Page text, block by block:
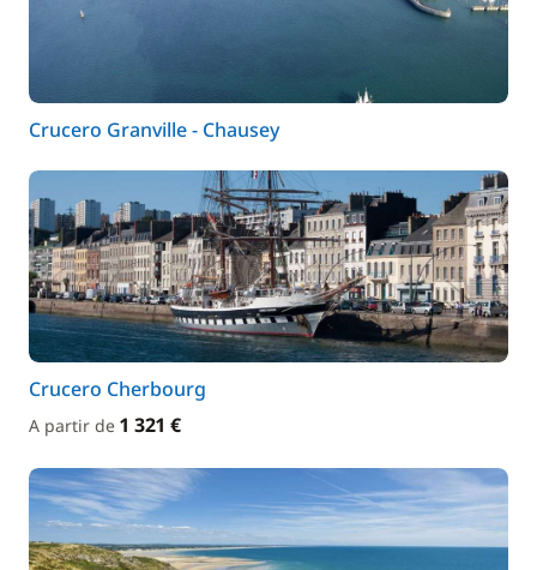
Crucero Granville - Chausey
Crucero Cherbourg
A partir de 1 321 €